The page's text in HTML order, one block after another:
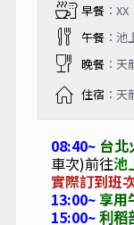
早餐：XX
午餐：池
晚餐：天
住宿 ：
08:40~ 台
車次)前往池
實際訂到班
13:00~享用
15:00~利稻